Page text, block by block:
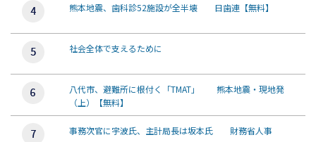
熊本地震、歯科診52施設が全半壊 日歯連【無料】
社会全体で支えるために
八代市、避難所に根付く「TMAT」 熊本地震・現地発
（上）【無料】
事務次官に宇波氏、主計局長は坂本氏 財務省人事